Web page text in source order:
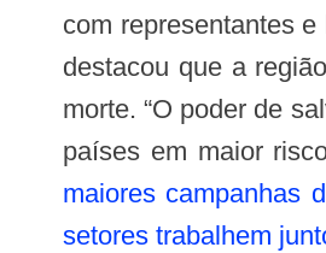
com representantes
destacou que a
morte. “O poder de
países em maior
maiores campanhas
setores trabalhem